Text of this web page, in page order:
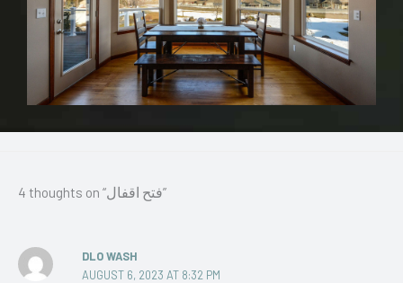
4 thoughts on “فتح اقفال”
DLO WASH
AUGUST 6, 2023 AT 8:32 PM